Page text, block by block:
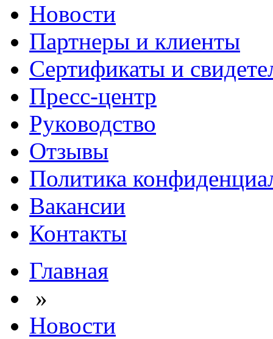
Новости
Партнеры и клиенты
Сертификаты и
Пресс-центр
Руководство
Отзывы
Политика
Вакансии
Контакты
Главная
»
Новости